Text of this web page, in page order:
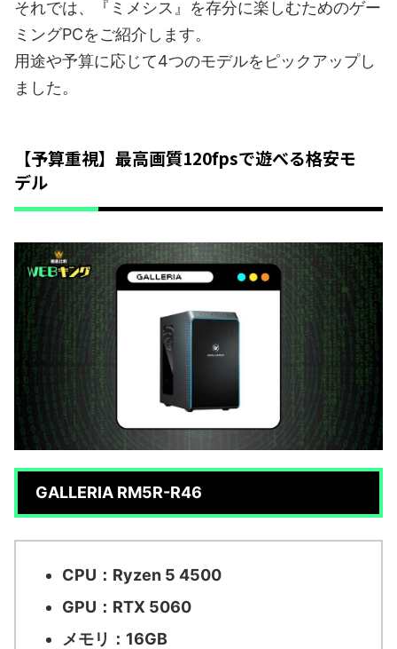
それでは、『ミメシス』を存分に楽しむためのゲー
ミングPCをご紹介します。
用途や予算に応じて4つのモデルをピックアップし
ました。
【予算重視】最高画質120fpsで遊べる格安モ
デル
GALLERIA RM5R-R46
CPU：Ryzen 5 4500
GPU：RTX 5060
メモリ：16GB